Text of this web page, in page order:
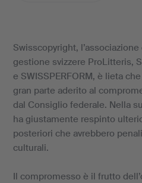
Swisscopyright,
gestione svizzere ProLitteris,
e SWISSPERFORM, è lieta
gran parte aderito al
dal Consiglio federale. Nella
ha giustamente respinto
posteriori che avrebbero
culturali.
Il compromesso è il frutto